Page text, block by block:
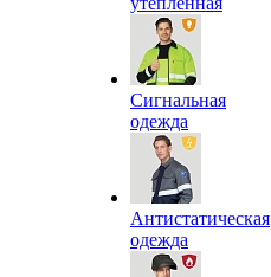
Сигнальная
одежда
Антистатическая
одежда